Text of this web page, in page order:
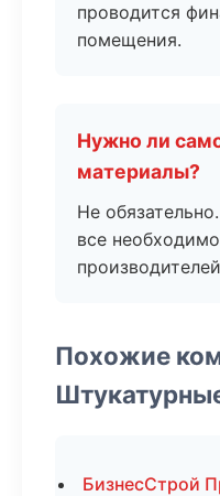
проводится
помещения.
Нужно ли
материалы?
Не
все
Похожие
БизнесСтрой